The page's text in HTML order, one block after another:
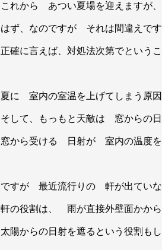
これから あつい夏場を迎えますが
はず、なのですが それは間違えです
正確に言えば、対処法次第でというこ
夏に 室内の室温を上げてしまう原
そして、もっもと天敵は 窓からの日
窓から受ける 日射が 室内の温度を
ですが 最近流行りの 軒が出てい
軒の役割は、 雨が直接外壁面かから
太陽からの日射を遮るという役割もし